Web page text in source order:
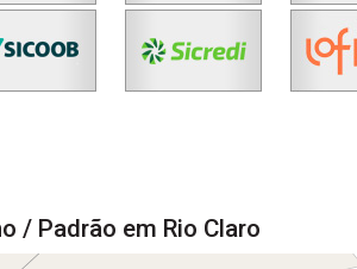
/ Padrão em Rio Claro